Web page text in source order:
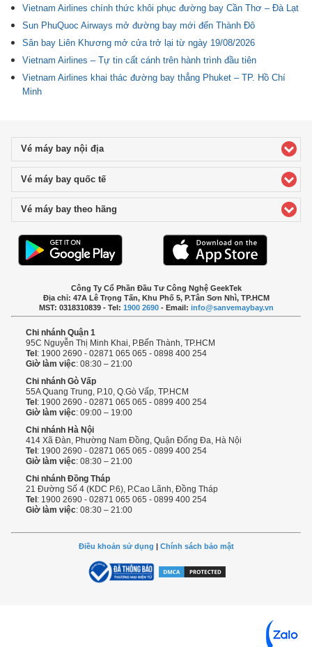
Vietnam Airlines chính thức khôi phục đường bay Cần Thơ – Đà Lạt
Sun PhuQuoc Airways mở đường bay mới đến Thành Đô
Sân bay Liên Khương mở cửa trở lại từ ngày 19/08/2026
Vietnam Airlines – Tự tin cất cánh trên hành trình đầu tiên
Vietnam Airlines khai thác đường bay thẳng Phuket – TP. Hồ Chí
Minh
Vé máy bay nội địaclick to expand contents
Vé máy bay quốc tếclick to expand contents
Vé máy bay theo hãng
Công Ty Cổ Phần Đầu Tư Công Nghệ GeekTek
Địa chỉ: 47A Lê Trọng Tấn, Khu Phố 5, P.Tân Sơn Nhì, TP.HCM
MST: 0318310839 - Tel: 1900 2690- Email: info@sanvemaybay.vn
Chi nhánh Quận 1
95C Nguyễn Thị Minh Khai, P.Bến Thành, TP.HCM
Tel: 1900 2690 - 02871 065 065 - 0898 400 254
Giờ làm việc: 08:30 – 21:00
Chi nhánh Gò Vấp
55A Quang Trung, P.10, Q.Gò Vấp, TP.HCM
Tel: 1900 2690 - 02871 065 065 - 0899 400 254
Giờ làm việc: 09:00 – 19:00
Chi nhánh Hà Nội
414 Xã Đàn, Phường Nam Đồng, Quận Đống Đa, Hà Nội
Tel: 1900 2690 - 02871 065 065 - 0899 400 254
Giờ làm việc: 08:30 – 21:00
Chi nhánh Đồng Tháp
21 Đường Số 4 (KDC P.6), P.Cao Lãnh, Đồng Tháp
Tel: 1900 2690 - 02871 065 065 - 0899 400 254
Giờ làm việc: 08:30 – 21:00
Điều khoản sử dụng | Chính sách bảo mật